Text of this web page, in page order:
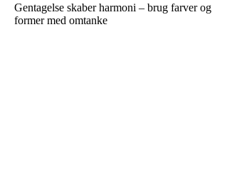
Gentagelse skaber harmoni – brug farver og
former med omtanke